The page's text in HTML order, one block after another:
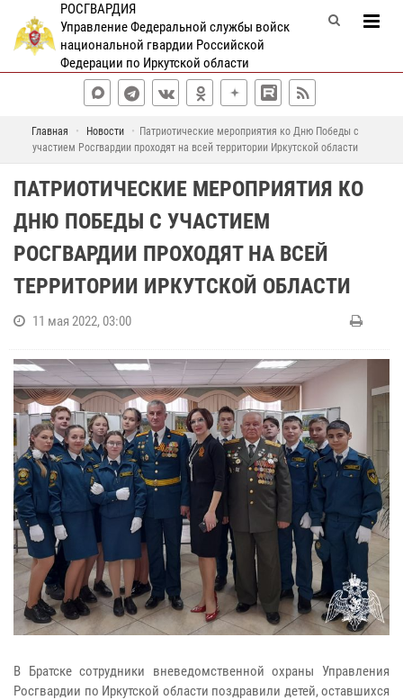
РОСГВАРДИЯ
Управление Федеральной службы войск
национальной гвардии Российской
Федерации по Иркутской области
Главная Новости
Патриотические мероприятия ко Дню Победы с
участием Росгвардии проходят на всей территории Иркутской области
ПАТРИОТИЧЕСКИЕ МЕРОПРИЯТИЯ КО
ДНЮ ПОБЕДЫ С УЧАСТИЕМ
РОСГВАРДИИ ПРОХОДЯТ НА ВСЕЙ
ТЕРРИТОРИИ ИРКУТСКОЙ ОБЛАСТИ
11 мая 2022, 03:00
В Братске сотрудники вневедомственной охраны Управления
Росгвардии по Иркутской области поздравили детей, оставшихся